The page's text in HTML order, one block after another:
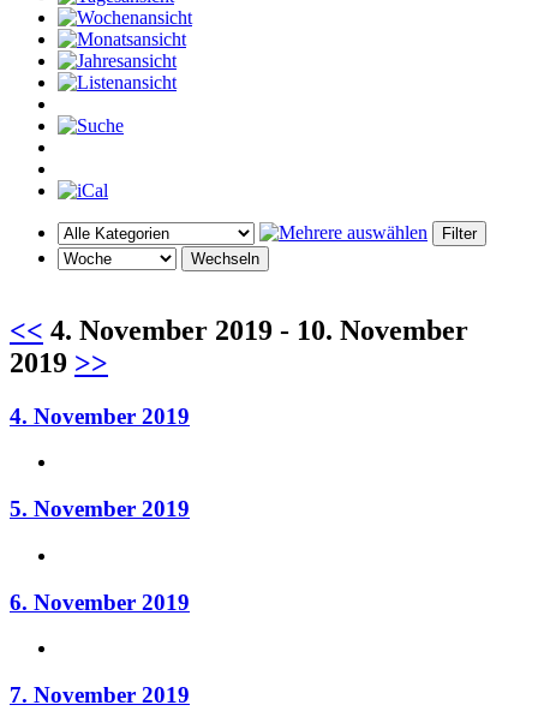
<< 4. November 2019 - 10. November
2019 >>
4. November 2019
5. November 2019
6. November 2019
7. November 2019